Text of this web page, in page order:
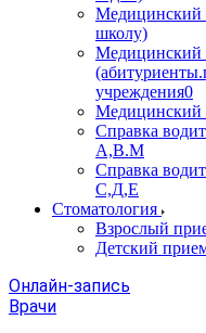
Медицинский
школу)
Медицинский
учреждения0
Медицинский
Справка
А,В.М
Справка
С,Д,Е
Стоматология
Взрослый
Детский
Онлайн-запись
Врачи